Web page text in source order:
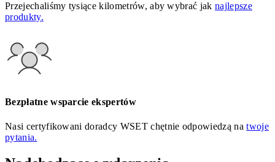
Przejechaliśmy tysiące kilometrów, aby wybrać jaknajlepsze
produkty.
Bezpłatne wsparcie ekspertów
Nasi certyfikowani doradcy WSET chętnie odpowiedzą natwoje
pytania.